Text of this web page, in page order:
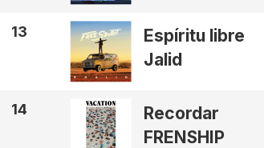
13
Espíritu libre
Jalid
14
Recordar
FRENSHIP